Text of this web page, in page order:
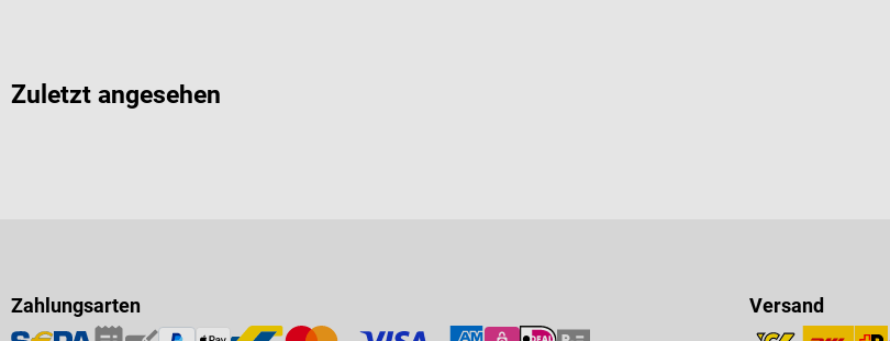
Zuletzt angesehen
Zahlungsarten Versand